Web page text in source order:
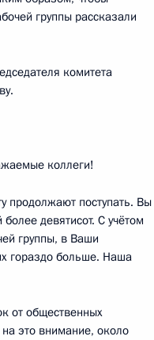
митингов
группы рассказали
комитета
коллеги!
продолжают поступать. Вы
девятисот. С учётом
группы, в Ваши
гораздо больше. Наша
от общественных
это внимание, около